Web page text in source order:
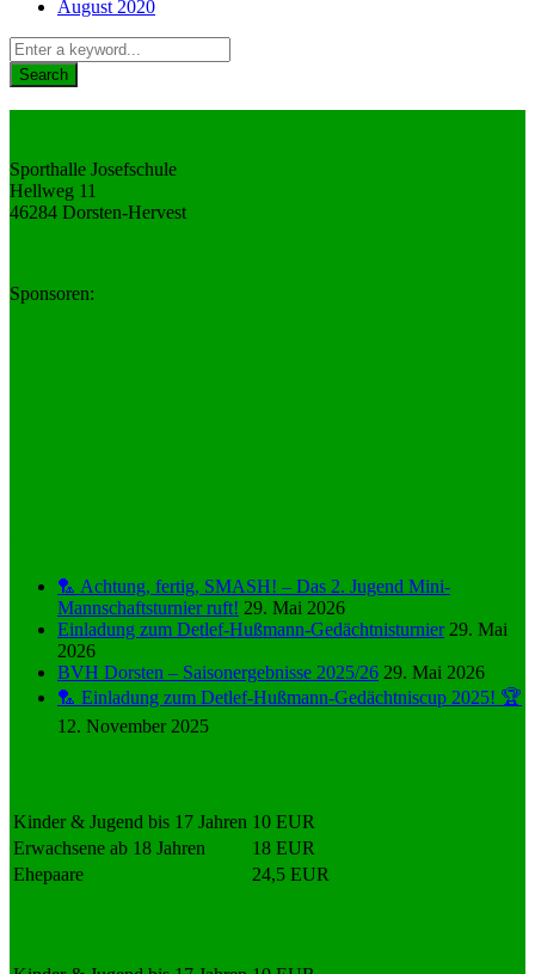
August 2020
Sporthalle Josefschule
Hellweg 11
46284 Dorsten-Hervest
Sponsoren:
🏸 Achtung, fertig, SMASH! – Das 2. Jugend Mini-
Mannschaftsturnier ruft! 29. Mai 2026
Einladung zum Detlef-Hußmann-Gedächtnisturnier 29. Mai
2026
BVH Dorsten – Saisonergebnisse 2025/26 29. Mai 2026
🏸 Einladung zum Detlef-Hußmann-Gedächtniscup 2025! 🏆
12. November 2025
Kinder & Jugend bis 17 Jahren 10 EUR
Erwachsene ab 18 Jahren
18 EUR
Ehepaare
24,5 EUR